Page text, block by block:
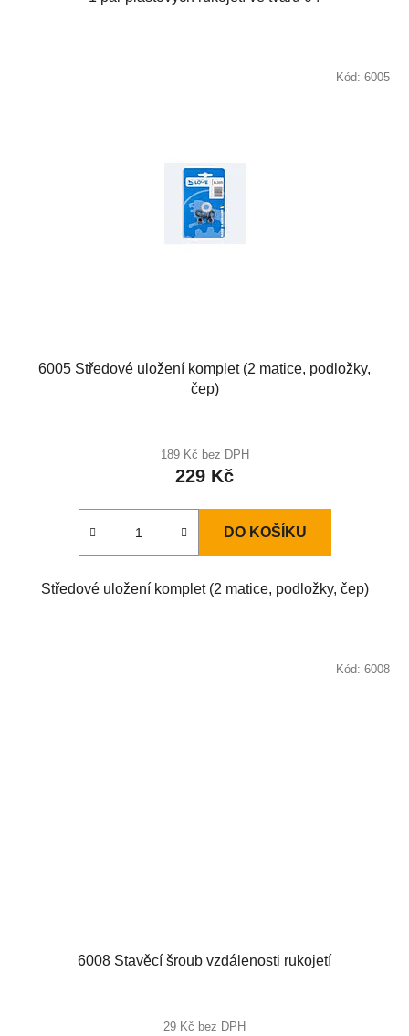
6005 Středové uložení komplet (2 matice, podložky,
čep)
189 Kč bez DPH
229 Kč
DO KOŠÍKU
Středové uložení komplet (2 matice, podložky, čep)
Kód: 6005
6008 Stavěcí šroub vzdálenosti rukojetí
29 Kč bez DPH
Kód: 6008